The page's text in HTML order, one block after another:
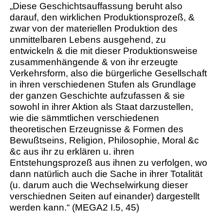
„Diese Geschichtsauffassung beruht also
darauf, den wirklichen Produktionsprozeß, &
zwar von der materiellen Produktion des
unmittelbaren Lebens ausgehend, zu
entwickeln & die mit dieser Produktionsweise
zusammenhängende & von ihr erzeugte
Verkehrsform, also die bürgerliche Gesellschaft
in ihren verschiedenen Stufen als Grundlage
der ganzen Geschichte aufzufassen & sie
sowohl in ihrer Aktion als Staat darzustellen,
wie die sämmtlichen verschiedenen
theoretischen Erzeugnisse & Formen des
Bewußtseins, Religion, Philosophie, Moral &c
&c aus ihr zu erklären u. ihren
Entstehungsprozeß aus ihnen zu verfolgen, wo
dann natürlich auch die Sache in ihrer Totalität
(u. darum auch die Wechselwirkung dieser
verschiednen Seiten auf einander) dargestellt
werden kann.“ (MEGA2 I.5, 45)